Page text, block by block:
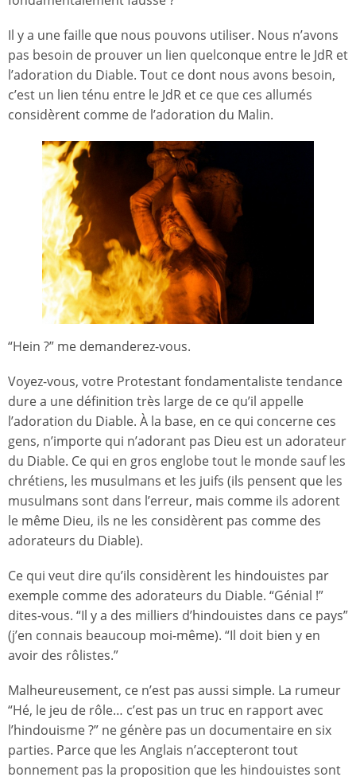
Il y a une faille que nous pouvons utiliser. Nous n’avons
pas besoin de prouver un lien quelconque entre le JdR et
l’adoration du Diable. Tout ce dont nous avons besoin,
c’est un lien ténu entre le JdR et ce que ces allumés
considèrent comme de l’adoration du Malin.
“Hein ?” me demanderez-vous.
Voyez-vous, votre Protestant fondamentaliste tendance
dure a une définition très large de ce qu’il appelle
l’adoration du Diable. À la base, en ce qui concerne ces
gens, n’importe qui n’adorant pas Dieu est un adorateur
du Diable. Ce qui en gros englobe tout le monde sauf les
chrétiens, les musulmans et les juifs (ils pensent que les
musulmans sont dans l’erreur, mais comme ils adorent
le même Dieu, ils ne les considèrent pas comme des
adorateurs du Diable).
Ce qui veut dire qu’ils considèrent les hindouistes par
exemple comme des adorateurs du Diable. “Génial !”
dites-vous. “Il y a des milliers d’hindouistes dans ce pays”
(j’en connais beaucoup moi-même). “Il doit bien y en
avoir des rôlistes.”
Malheureusement, ce n’est pas aussi simple. La rumeur
“Hé, le jeu de rôle… c’est pas un truc en rapport avec
l’hindouisme ?” ne génère pas un documentaire en six
parties. Parce que les Anglais n’accepteront tout
bonnement pas la proposition que les hindouistes sont